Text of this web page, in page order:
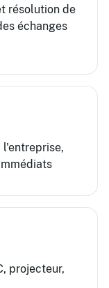
résolution de
échanges
l'entreprise,
projecteur,